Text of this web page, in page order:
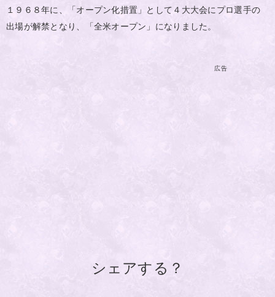
１９６８年に、「オープン化措置」として４大大会にプロ選手の
出場が解禁となり、「全米オープン」になりました。
広告
シェアする？